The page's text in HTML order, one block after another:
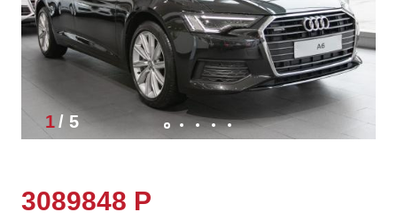
1/ 5
3089848 Р